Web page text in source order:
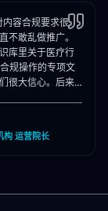
容合规要求很
不敢乱做推广。
库里关于医疗行
规操作的专项文
很大信心。后来
非常专业！"
构 运营院长